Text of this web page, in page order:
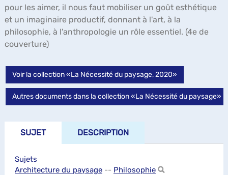
pour les aimer, il nous faut mobiliser un goût esthétique
et un imaginaire productif, donnant à l'art, à la
philosophie, à l'anthropologie un rôle essentiel. (4e de
couverture)
Voir la collection «La Nécessité du paysage, 2020»
Autres documents dans la collection «La Nécessité du paysage»
SUJET DESCRIPTION
Sujets
Architecture du paysage -- Philosophie